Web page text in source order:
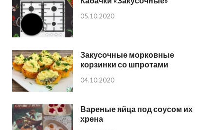
05.10.2020
Закусочные морковные
корзинки со шпротами
04.10.2020
Вареные яйца под соусом их
хрена